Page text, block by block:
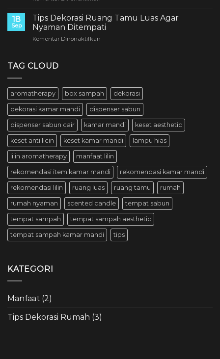
Apa
Itu
Scented
18
Sep
Tips Dekorasi Ruang Tamu Luas Agar
Nyaman Ditempati
Komentar Dinonaktifkan
Agar
Nyaman
Ditempati
TAG CLOUD
aromatherapy box sampah dekorasi
dekorasi kamar mandi dispenser sabun
dispenser sabun cair kamar mandi keset aesthetic
keset anti licin keset kamar mandi lampu hias
lilin aromatherapy manfaat lilin
rekomendasi item kamar mandi rekomendasi kamar mandi
rekomendasi lilin ruang luas ruang tamu rumah
rumah nyaman scented candle tempat sabun
tempat sampah tempat sampah aesthetic
tempat sampah kamar mandi tips
KATEGORI
Manfaat (2)
Tips Dekorasi Rumah (3)